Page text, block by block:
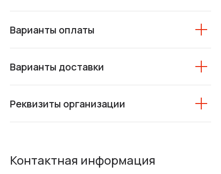
Варианты оплаты
Варианты доставки
Реквизиты организации
Контактная информация